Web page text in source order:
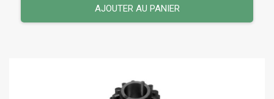
AJOUTER AU PANIER